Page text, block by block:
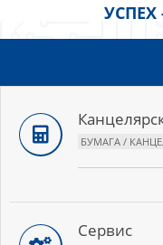
навигации
БУМАГА /
Сервис